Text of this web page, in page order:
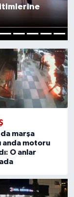
marşa
anda motoru
O anlar